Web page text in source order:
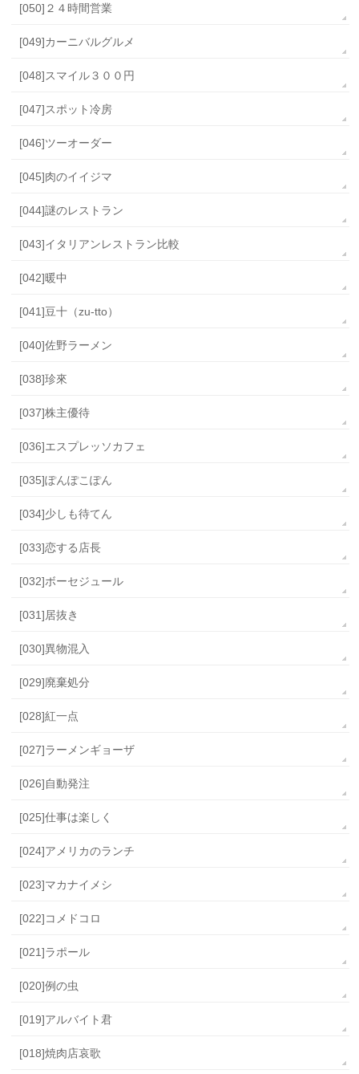
[050]２４時間営業
[049]カーニバルグルメ
[048]スマイル３００円
[047]スポット冷房
[046]ツーオーダー
[045]肉のイイジマ
[044]謎のレストラン
[043]イタリアンレストラン比較
[042]暖中
[041]豆十（zu-tto）
[040]佐野ラーメン
[038]珍來
[037]株主優待
[036]エスプレッソカフェ
[035]ぽんぽこぽん
[034]少しも待てん
[033]恋する店長
[032]ボーセジュール
[031]居抜き
[030]異物混入
[029]廃棄処分
[028]紅一点
[027]ラーメンギョーザ
[026]自動発注
[025]仕事は楽しく
[024]アメリカのランチ
[023]マカナイメシ
[022]コメドコロ
[021]ラポール
[020]例の虫
[019]アルバイト君
[018]焼肉店哀歌